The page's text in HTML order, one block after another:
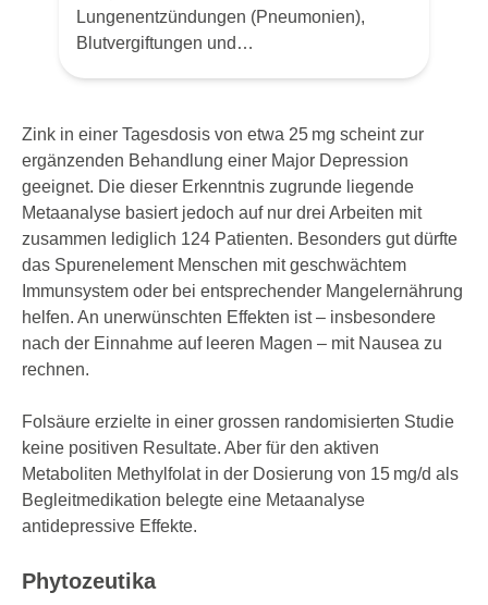
Lungenentzündungen (Pneumonien),
Blutvergiftungen und
Auswirkungen von Pneumokokken-
Erkrankungen und die Bedeutung von
Präventionsmassnahmen aufmerksam zu
machen.
Zink in einer Tagesdosis von etwa 25 mg scheint zur
ergänzenden Behandlung einer Major Depression
geeignet. Die dieser Erkenntnis zugrunde liegende
Metaanalyse basiert jedoch auf nur drei Arbeiten mit
zusammen lediglich 124 Patienten. Besonders gut dürfte
das Spurenelement Menschen mit geschwächtem
Immunsystem oder bei entsprechender Mangelernährung
helfen. An unerwünschten Effekten ist – insbesondere
nach der Einnahme auf leeren Magen – mit Nausea zu
rechnen.
Folsäure erzielte in einer grossen randomisierten Studie
keine positiven Resultate. Aber für den aktiven
Metaboliten ­Methylfolat in der Dosierung von 15 mg/d als
Begleitmedikation belegte eine Metaanalyse
antidepressive Effekte.
Phytozeutika